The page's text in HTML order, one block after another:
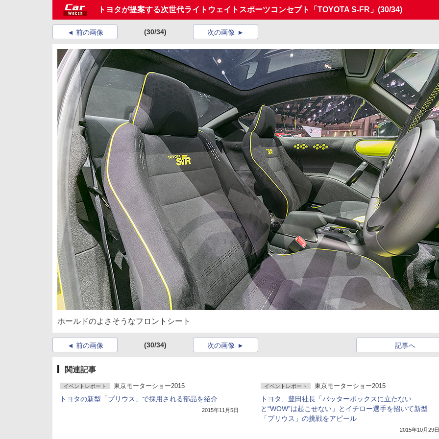
トヨタが提案する次世代ライトウェイトスポーツコンセプト「TOYOTA S-FR」 (30/34)
前の画像 (30/34) 次の画像
ホールドのよさそうなフロントシート
前の画像 (30/34) 記事へ
次の画像
関連記事
イベントレポート 東京モーターショー2015
トヨタの新型「プリウス」で採用される部品を紹介
2015年11月5日
イベントレポート 東京モーターショー2015
トヨタ、豊田社長「バッターボックスに立たない
と“WOW”は起こせない」とイチロー選手を招いて新型
「プリウス」の挑戦をアピール
2015年10月29日